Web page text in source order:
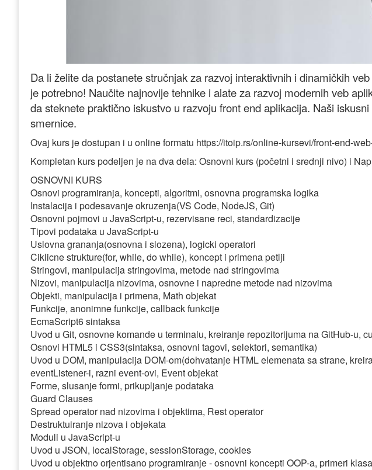
Da li želite da postanete stručnjak za razvoj interaktivnih i dinamičkih
je potrebno! Naučite najnovije tehnike i alate za razvoj modernih veb
da steknete praktično iskustvo u razvoju front end aplikacija. Naši
smernice.
Ovaj kurs je dostupan i u online formatu https://itoip.rs/online-kursevi/front-end-
Kompletan kurs podeljen je na dva dela: Osnovni kurs (početni i srednji nivo) i
OSNOVNI KURS
Osnovi programiranja, koncepti, algoritmi, osnovna programska logika
Instalacija i podesavanje okruzenja(VS Code, NodeJS, Git)
Osnovni pojmovi u JavaScript-u, rezervisane reci, standardizacije
Tipovi podataka u JavaScript-u
Uslovna grananja(osnovna i slozena), logicki operatori
Ciklicne strukture(for, while, do while), koncept i primena petlji
Stringovi, manipulacija stringovima, metode nad stringovima
Nizovi, manipulacija nizovima, osnovne i napredne metode nad nizovima
Objekti, manipulacija i primena, Math objekat
Funkcije, anonimne funkcije, callback funkcije
EcmaScript6 sintaksa
Uvod u Git, osnovne komande u terminalu, kreiranje repozitorijuma na GitHub-u,
Osnovi HTML5 i CSS3(sintaksa, osnovni tagovi, selektori, semantika)
Uvod u DOM, manipulacija DOM-om(dohvatanje HTML elemenata sa strane,
eventListener-i, razni event-ovi, Event objekat
Forme, slusanje formi, prikupljanje podataka
Guard Clauses
Spread operator nad nizovima i objektima, Rest operator
Destruktuiranje nizova i objekata
Moduli u JavaScript-u
Uvod u JSON, localStorage, sessionStorage, cookies
Uvod u objektno orjentisano programiranje - osnovni koncepti OOP-a, primeri